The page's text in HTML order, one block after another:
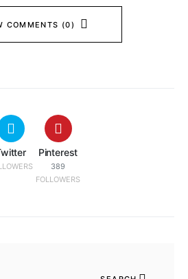
COMMENTS (0)
Pinterest
389
FOLLOWERS